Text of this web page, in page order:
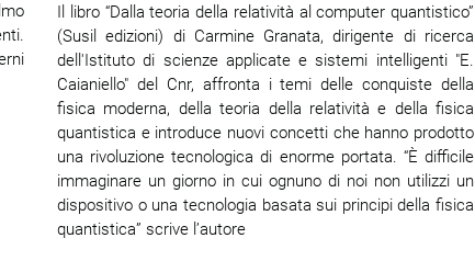
Il libro “Dalla teoria della relatività al computer quantistico”
(Susil edizioni) di Carmine Granata, dirigente di ricerca
dell'Istituto di scienze applicate e sistemi intelligenti "E.
Caianiello" del Cnr, affronta i temi delle conquiste della
fisica moderna, della teoria della relatività e della fisica
quantistica e introduce nuovi concetti che hanno prodotto
una rivoluzione tecnologica di enorme portata. “È difficile
immaginare un giorno in cui ognuno di noi non utilizzi un
dispositivo o una tecnologia basata sui principi della fisica
quantistica” scrive l’autore